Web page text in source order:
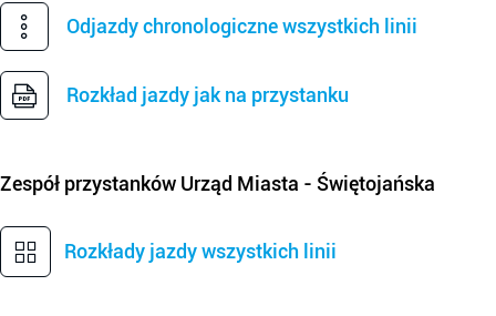
Odjazdy chronologiczne wszystkich linii
Rozkład jazdy jak na przystanku
Zespół przystanków Urząd Miasta - Świętojańska
Rozkłady jazdy wszystkich linii